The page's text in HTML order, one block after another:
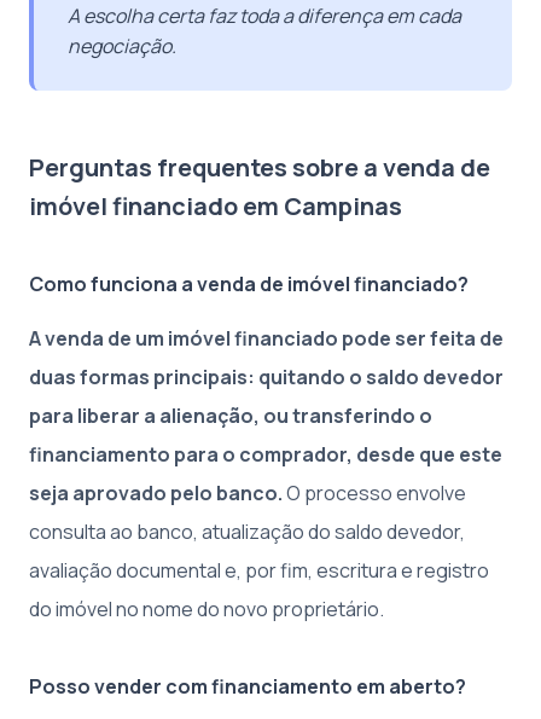
A escolha certa faz toda a diferença em cada
negociação.
Perguntas frequentes sobre a venda de
imóvel financiado em Campinas
Como funciona a venda de imóvel financiado?
A venda de um imóvel financiado pode ser feita de
duas formas principais: quitando o saldo devedor
para liberar a alienação, ou transferindo o
financiamento para o comprador, desde que este
seja aprovado pelo banco.O processo envolve
consulta ao banco, atualização do saldo devedor,
avaliação documental e, por fim, escritura e registro
do imóvel no nome do novo proprietário.
Posso vender com financiamento em aberto?